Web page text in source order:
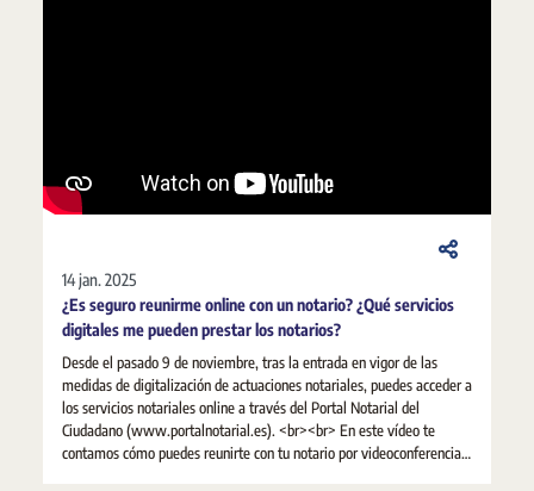
14 jan. 2025
¿Es seguro reunirme online con un notario? ¿Qué servicios
digitales me pueden prestar los notarios?
Desde el pasado 9 de noviembre, tras la entrada en vigor de las
medidas de digitalización de actuaciones notariales, puedes acceder a
los servicios notariales online a través del Portal Notarial del
Ciudadano (www.portalnotarial.es). <br><br> En este vídeo te
contamos cómo puedes reunirte con tu notario por videoconferencia y